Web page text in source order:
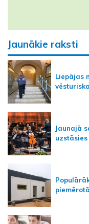
Jaunākie raksti
Liepājas
Jaunajā